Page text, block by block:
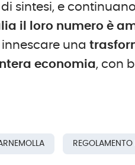
sintesi, e
il loro numero è
innescare una
economia, con
REGOLAMENTO